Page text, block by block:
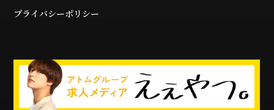
プライバシーポリシー